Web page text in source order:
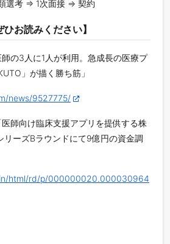
選考 ⇒ 1次面接 ⇒ 契約
ひお読みください】
の3人に1人が利用。急成長の医療プ
」が描く勝ち筋」
news/9527775/
師向け臨床支援アプリを提供する株
リーズBラウンドにて9億円の資金調
html/rd/p/000000020.000030964